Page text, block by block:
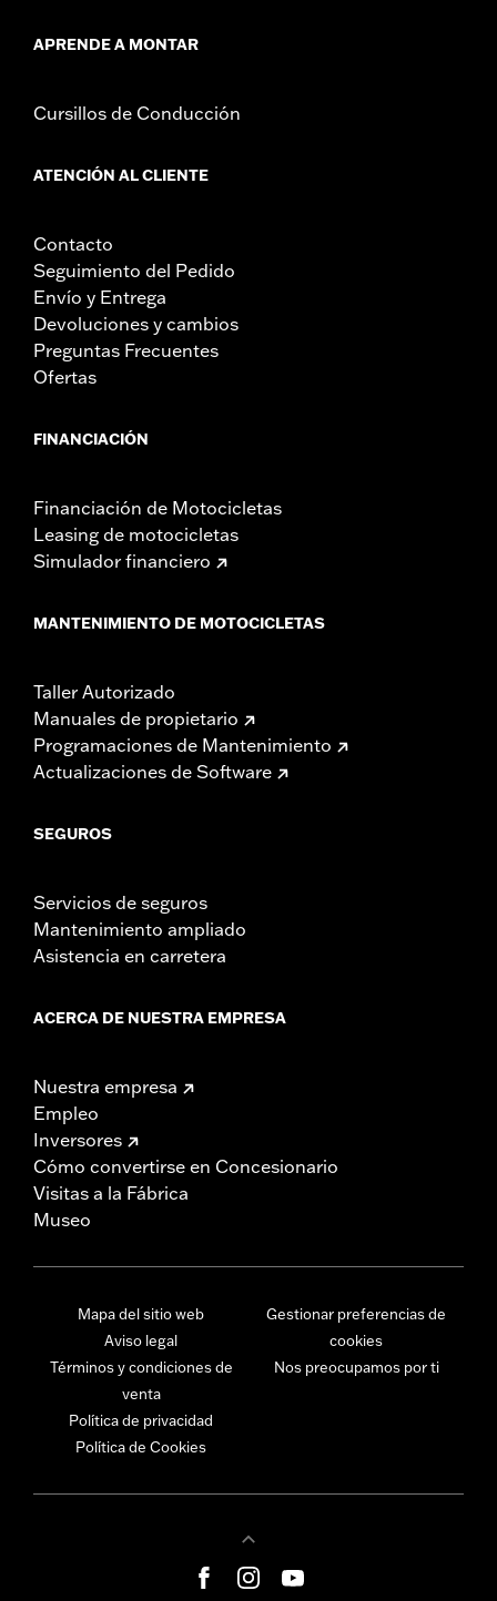
APRENDE A MONTAR
Cursillos de Conducción
ATENCIÓN AL CLIENTE
Contacto
Seguimiento del Pedido
Envío y Entrega
Devoluciones y cambios
Preguntas Frecuentes
Ofertas
FINANCIACIÓN
Financiación de Motocicletas
Leasing de motocicletas
Simulador financiero
MANTENIMIENTO DE MOTOCICLETAS
Taller Autorizado
Manuales de propietario
Programaciones de Mantenimiento
Actualizaciones de Software
SEGUROS
Servicios de seguros
Mantenimiento ampliado
Asistencia en carretera
ACERCA DE NUESTRA EMPRESA
Nuestra empresa
Empleo
Inversores
Cómo convertirse en Concesionario
Visitas a la Fábrica
Museo
Mapa del sitio web
Aviso legal
Términos y condiciones de
venta
Política de privacidad
Política de Cookies
Gestionar preferencias de
cookies
Nos preocupamos por ti